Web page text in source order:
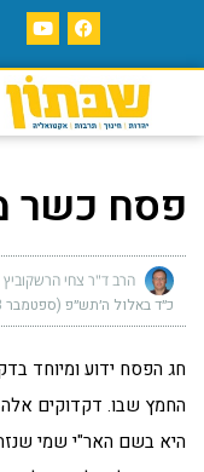
פסח כשר
הרב ד"ר צחי הרשקוביץ
כ״ד באלול ה׳תש״פ (ספטמבר 13, 2020)
חג הפסח ידוע ומיוחד
החמץ שבו. דקדוקים אלה
היא בשם האר"י שמי